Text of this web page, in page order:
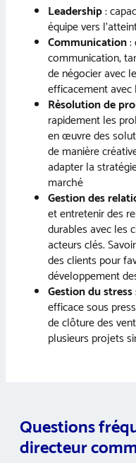
Leadership:
équipe vers
Communication:
communication,
de négocier avec
efficacement avec
Résolution de
rapidement les
en œuvre des
de manière
adapter la
marché
Gestion des
et entretenir des
durables avec les
acteurs clés.
des clients pour
développement
Gestion du stress
efficace sous
de clôture des
plusieurs projets
Questions
directeur